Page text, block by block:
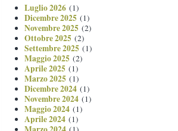
Luglio 2026 (1)
Dicembre 2025 (1)
Novembre 2025 (2)
Ottobre 2025 (2)
Settembre 2025 (1)
Maggio 2025 (2)
Aprile 2025 (1)
Marzo 2025 (1)
Dicembre 2024 (1)
Novembre 2024 (1)
Maggio 2024 (1)
Aprile 2024 (1)